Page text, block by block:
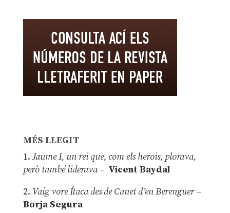
MÉS LLEGIT
1.Jaume I, un rei que, com els herois, plorava,
però també liderava – Vicent Baydal
2. Vaig vore Ítaca des de Canet d’en Berenguer–
Borja Segura